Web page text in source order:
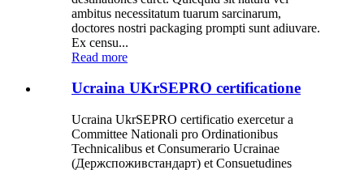
ambitus necessitatum tuarum sarcinarum,
doctores nostri packaging prompti sunt adiuvare.
Ex censu...
Read more
Ucraina UKrSEPRO certificatione
Ucraina UkrSEPRO certificatio exercetur a
Committee Nationali pro Ordinationibus
Technicalibus et Consumerario Ucrainae
(Держспоживстандарт) et Consuetudines